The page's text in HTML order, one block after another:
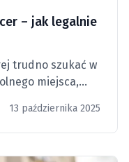
– jak legalnie
trudno szukać w
miejsca,
13 października 2025